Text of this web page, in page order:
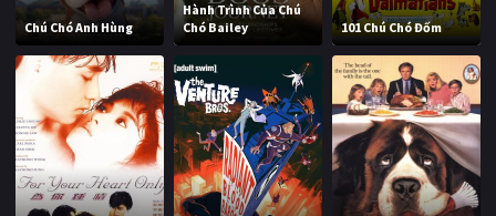
Chú Chó Anh Hùng
Hành Trình Của Chú
Chó Bailey
101 Chú Chó Đốm